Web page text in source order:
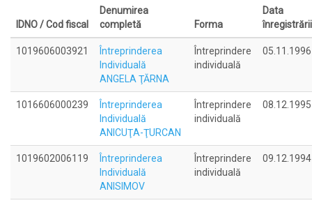
IDNO / Cod fiscal
Denumirea
completă
Forma
Data
înregistrării
1019606003921
Întreprinderea
Individuală
ANGELA ŢĂRNA
Întreprindere
individuală
05.11.1996
1016606000239
Întreprinderea
Individuală
ANICUŢA-ŢURCAN
Întreprindere
individuală
08.12.1995
1019602006119
Întreprinderea
Individuală
ANISIMOV
Întreprindere
individuală
09.12.1994